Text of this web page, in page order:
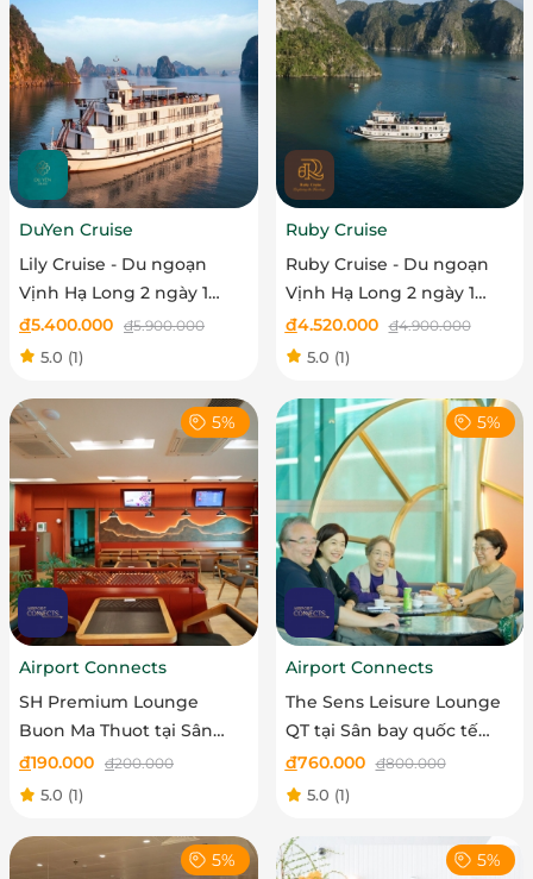
DuYen Cruise
Lily Cruise - Du ngoạn
Vịnh Hạ Long 2 ngày 1
đêm
đ5.400.000 đ5.900.000
5.0 (1)
Ruby Cruise
Ruby Cruise - Du ngoạn
Vịnh Hạ Long 2 ngày 1
đêm
đ4.520.000 đ4.900.000
5.0 (1)
5%
Airport Connects
SH Premium Lounge
Buon Ma Thuot tại Sân
bay Buôn Mê Thuột - Vé
trẻ em
đ190.000 đ200.000
5.0 (1)
5%
Airport Connects
The Sens Leisure Lounge
QT tại Sân bay quốc tế
Phú Quốc - Vé người lớn
đ760.000 đ800.000
5.0 (1)
5% 5%